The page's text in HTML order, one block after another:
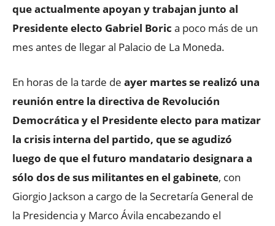
que actualmente apoyan y trabajan junto al
Presidente electo Gabriel Boric a poco más de un
mes antes de llegar al Palacio de La Moneda.
En horas de la tarde de ayer martes se realizó una
reunión entre la directiva de Revolución
Democrática y el Presidente electo para matizar
la crisis interna del partido, que se agudizó
luego de que el futuro mandatario designara a
sólo dos de sus militantes en el gabinete, con
Giorgio Jackson a cargo de la Secretaría General de
la Presidencia y Marco Ávila encabezando el